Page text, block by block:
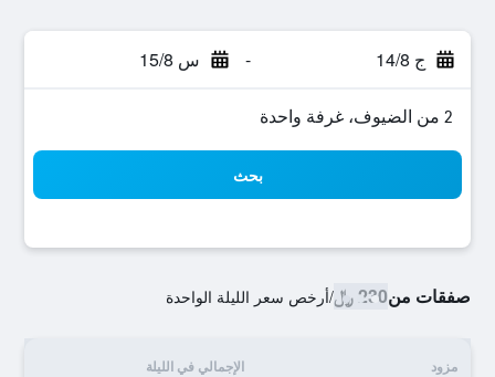
ج 14/8 - س 15/8
2 من الضيوف، غرفة واحدة
بحث
صفقات من230 ﷼ /أرخص سعر الليلة الواحدة
مزود الإجمالي في الليلة